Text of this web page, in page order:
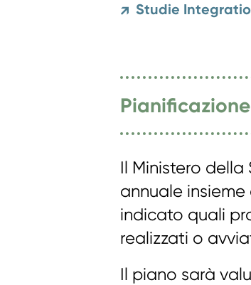
↗ Studie
Il Ministero
annuale
indicato quali
realizzati o
Il piano sarà